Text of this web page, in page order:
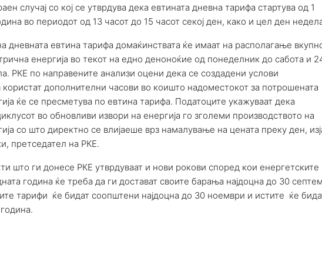
случај со кој се утврдува дека евтината дневна тарифа стартува од 1
во периодот од 13 часот до 15 часот секој ден, како и цел ден
дневната евтина тарифа домаќинствата ќе имаат на располагање
енергија во текот на едно деноноќие од понеделник до сабота и
РКЕ по направените анализи оцени дека се создадени услови
користат дополнителни часови во коишто надоместокот за потрошената
ќе се пресметува по евтина тарифа. Податоците укажуваат дека
во обновливи извори на енергија го зголеми производството на
со што директно се влијаеше врз намалување на цената преку ден,
претседател на РКЕ.
што ги донесе РКЕ утврдуваат и нови рокови според кои енергетските
година ќе треба да ги достават своите барања најдоцна до 30
тарифи ќе бидат соопштени најдоцна до 30 ноември и истите ќе